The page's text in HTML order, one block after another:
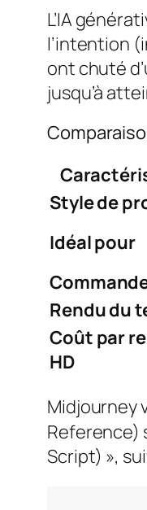
L’IA
l’intention
ont chuté
jusqu’à
Style de
Idéal pour
Rendu du
Coût par
HD
Midjourney
Reference)
Script) »,